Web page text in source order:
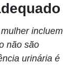
incluem
não são
urinária é